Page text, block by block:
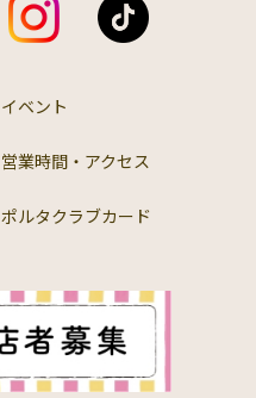
イベント
営業時間・アクセス
ポルタクラブカード